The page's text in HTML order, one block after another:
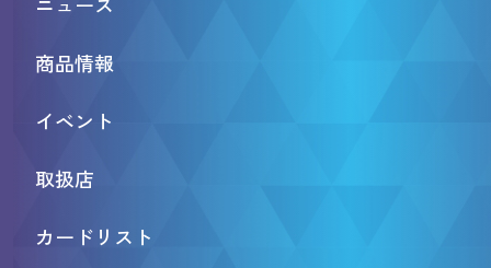
商品情報
イベント
取扱店
カードリスト